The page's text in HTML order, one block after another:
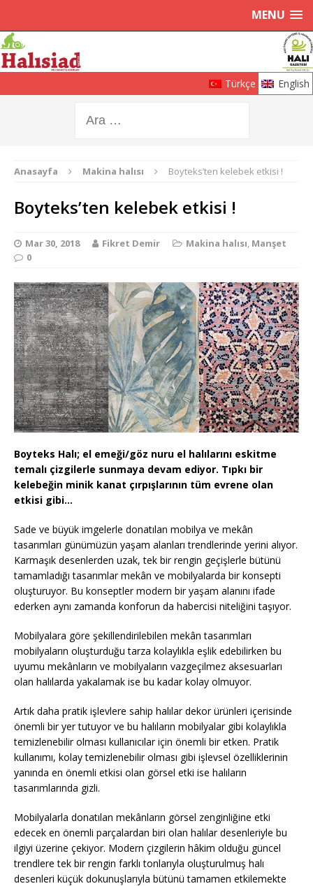
MENU
Türkçe English
Anasayfa Makina halısı Boyteks’ten kelebek etkisi !
Boyteks’ten kelebek etkisi !
Mar 30, 2018 Fikret Demir Makina halısı, Manşet
0
Boyteks Halı; el emeği/göz nuru el halılarını eskitme
temalı çizgilerle sunmaya devam ediyor. Tıpkı bir
kelebeğin minik kanat çırpışlarının tüm evrene olan
etkisi gibi…
Sade ve büyük imgelerle donatılan mobilya ve mekân
tasarımları günümüzün yaşam alanları trendlerinde yerini alıyor.
Karmaşık desenlerden uzak, tek bir rengin geçişlerle bütünü
tamamladığı tasarımlar mekân ve mobilyalarda bir konsepti
oluşturuyor. Bu konseptler modern bir yaşam alanını ifade
ederken aynı zamanda konforun da habercisi niteliğini taşıyor.
Mobilyalara göre şekillendirilebilen mekân tasarımları
mobilyaların oluşturduğu tarza kolaylıkla eşlik edebilirken bu
uyumu mekânların ve mobilyaların vazgeçilmez aksesuarları
olan halılarda yakalamak ise bu kadar kolay olmuyor.
Artık daha pratik işlevlere sahip halılar dekor ürünleri içerisinde
önemli bir yer tutuyor ve bu halıların mobilyalar gibi kolaylıkla
temizlenebilir olması kullanıcılar için önemli bir etken. Pratik
kullanımı, kolay temizlenebilir olması gibi işlevsel özelliklerinin
yanında en önemli etkisi olan görsel etki ise halıların
tasarımlarında gizli.
Mobilyalarla donatılan mekânların görsel zenginliğine etki
edecek en önemli parçalardan biri olan halılar desenleriyle bu
ilgiyi üzerine çekiyor. Modern çizgilerin hâkim olduğu güncel
trendlere tek bir rengin farklı tonlarıyla oluşturulmuş halı
desenleri küçük dokunuşlarıyla bütünü tamamen etkilemekte